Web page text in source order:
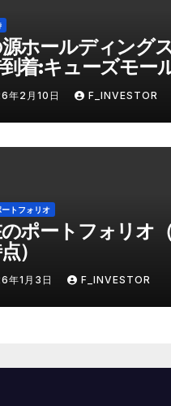
ホールディング
着:キューズモー
に使う
年2月10日 F_INVESTOR
トフォリオ
ポートフォリオ
）
年1月3日 F_INVESTOR